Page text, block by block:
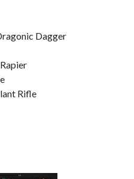
Dagger
Rifle